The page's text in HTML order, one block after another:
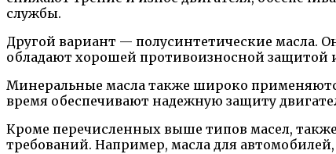
службы.
Другой вариант — полусинтетические масла.
обладают хорошей противоизносной защитой
Минеральные масла также широко
время обеспечивают надежную защиту
Кроме перечисленных выше типов масел,
требований. Например, масла для